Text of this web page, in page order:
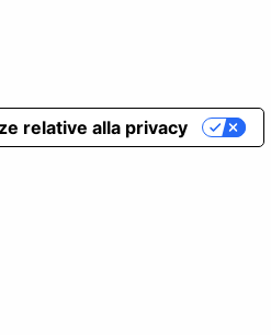
relative alla privacy